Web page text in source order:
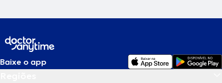
Baixe o app